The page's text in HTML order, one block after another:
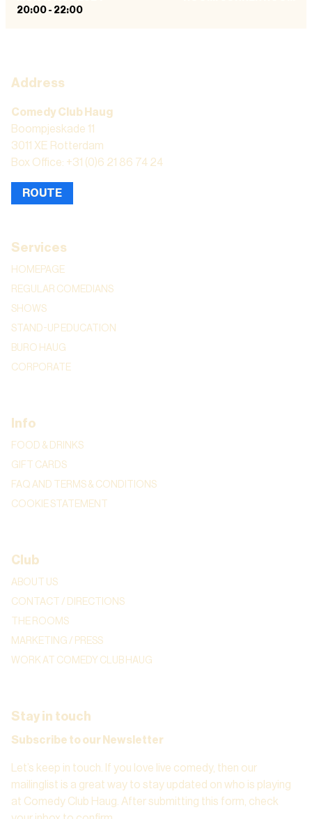
20:00 - 22:00
Address
Comedy Club Haug
Boompjeskade 11
3011 XE Rotterdam
Box Office: +31 (0)6 21 86 74 24
ROUTE
Services
HOMEPAGE
REGULAR COMEDIANS
SHOWS
STAND-UP EDUCATION
BURO HAUG
CORPORATE
Info
FOOD & DRINKS
GIFT CARDS
FAQ AND TERMS & CONDITIONS
COOKIE STATEMENT
Club
ABOUT US
CONTACT / DIRECTIONS
THE ROOMS
MARKETING / PRESS
WORK AT COMEDY CLUB HAUG
Stay in touch
Subscribe to our Newsletter
Let’s keep in touch. If you love live comedy, then our
mailinglist is a great way to stay updated on who is playing
at Comedy Club Haug. After submitting this form, check